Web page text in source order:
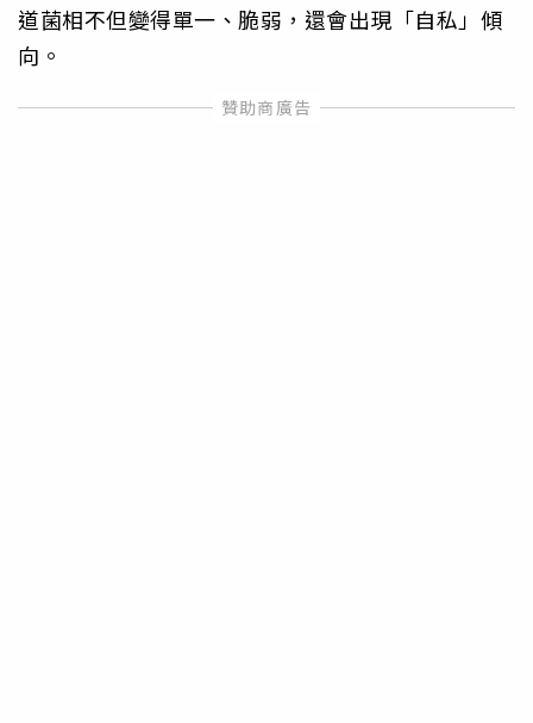
道菌相不但變得單一、脆弱，還會出現「自私」傾
向。